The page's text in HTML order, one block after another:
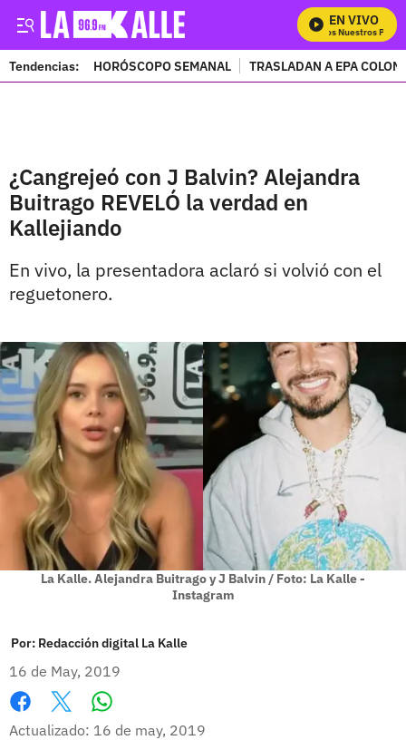
EN VIVO
Mira Todos Nuestros
Tendencias: HORÓSCOPO SEMANAL TRASLADAN A EPA
¿Cangrejeó con J Balvin? Alejandra
Buitrago REVELÓ la verdad en
Kallejiando
En vivo, la presentadora aclaró si volvió con el
reguetonero.
La Kalle. Alejandra Buitrago y J Balvin / Foto: La Kalle -
Instagram
Por: Redacción digital La Kalle
16 de May, 2019
Facebook
X
Actualizado: 16 de may, 2019